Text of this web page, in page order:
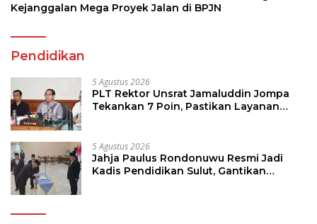
Kejanggalan Mega Proyek Jalan di BPJN
Pendidikan
5 Agustus 2026
PLT Rektor Unsrat Jamaluddin Jompa
Tekankan 7 Poin, Pastikan Layanan
5 Agustus 2026
Jahja Paulus Rondonuwu Resmi Jadi
Kadis Pendidikan Sulut, Gantikan